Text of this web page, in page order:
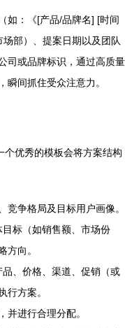
如：《[产品/品牌名] [时间
部）、提案日期以及团队
司或品牌标识，通过高质量
瞬间抓住受众注意力。
个优秀的模板会将方案结构
竞争格局及目标用户画像。
目标（如销售额、市场份
方向。
品、价格、渠道、促销（或
行方案。
并进行合理分配。